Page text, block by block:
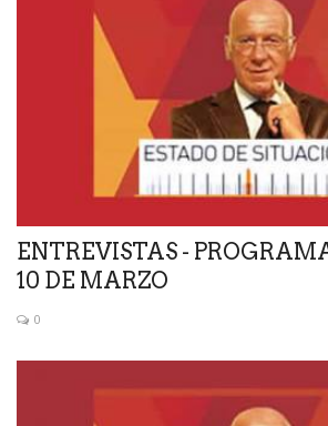
ENTREVISTAS -
10 DE MARZO
0